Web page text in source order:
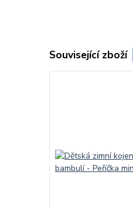
Související zboží